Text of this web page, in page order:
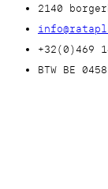
2140
+32(0)469
BTW BE